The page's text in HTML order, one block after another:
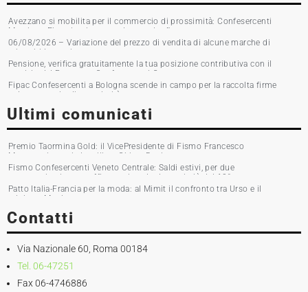
Avezzano si mobilita per il commercio di prossimità: Confesercenti
Marsica e Fipac in piazza per la raccolta firme
06/08/2026 – Variazione del prezzo di vendita di alcune marche di
tabacchi lavorati
Pensione, verifica gratuitamente la tua posizione contributiva con il
servizio del Patronato Confesercenti Grosseto
Fipac Confesercenti a Bologna scende in campo per la raccolta firme
sul commercio di prossimità
Ultimi comunicati
Premio Taormina Gold: il VicePresidente di Fismo Francesco
Musumeci premia la stilista Chiara Boni
Fismo Confesercenti Veneto Centrale: Saldi estivi, per due
commercianti su tre affluenza in calo. Incassi giù del 10%
Patto Italia-Francia per la moda: al Mimit il confronto tra Urso e il
ministro Martin
Contatti
Via Nazionale 60, Roma 00184
Tel. 06-47251
Fax 06-4746886